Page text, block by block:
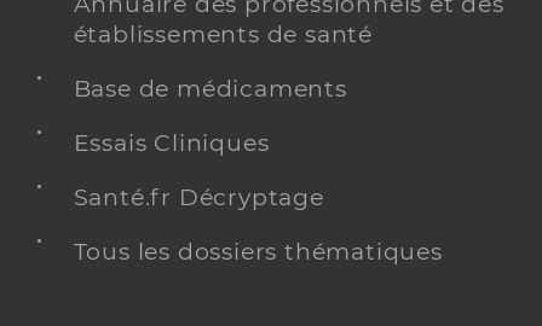
établissements de santé
Base de médicaments
Essais Cliniques
Santé.fr Décryptage
Tous les dossiers thématiques